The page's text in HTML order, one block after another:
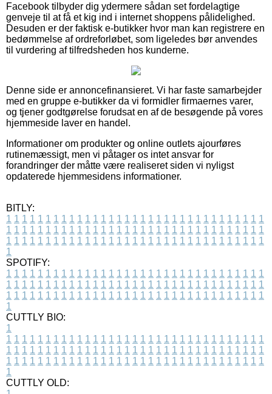
Facebook tilbyder dig ydermere sådan set fordelagtige
genveje til at få et kig ind i internet shoppens pålidelighed.
Desuden er der faktisk e-butikker hvor man kan registrere en
bedømmelse af ordreforløbet, som ligeledes bør anvendes
til vurdering af tilfredsheden hos kunderne.
Denne side er annoncefinansieret. Vi har faste samarbejder
med en gruppe e-butikker da vi formidler firmaernes varer,
og tjener godtgørelse forudsat en af de besøgende på vores
hjemmeside laver en handel.
Informationer om produkter og online outlets ajourføres
rutinemæssigt, men vi påtager os intet ansvar for
forandringer der måtte være realiseret siden vi nyligst
opdaterede hjemmesidens informationer.
BITLY:
1 1 1 1 1 1 1 1 1 1 1 1 1 1 1 1 1 1 1 1 1 1 1 1 1 1 1 1 1 1 1 1 1
1 1 1 1 1 1 1 1 1 1 1 1 1 1 1 1 1 1 1 1 1 1 1 1 1 1 1 1 1 1 1 1 1
1 1 1 1 1 1 1 1 1 1 1 1 1 1 1 1 1 1 1 1 1 1 1 1 1 1 1 1 1 1 1 1 1
1
SPOTIFY:
1 1 1 1 1 1 1 1 1 1 1 1 1 1 1 1 1 1 1 1 1 1 1 1 1 1 1 1 1 1 1 1 1
1 1 1 1 1 1 1 1 1 1 1 1 1 1 1 1 1 1 1 1 1 1 1 1 1 1 1 1 1 1 1 1 1
1 1 1 1 1 1 1 1 1 1 1 1 1 1 1 1 1 1 1 1 1 1 1 1 1 1 1 1 1 1 1 1 1
1
CUTTLY BIO:
1
1 1 1 1 1 1 1 1 1 1 1 1 1 1 1 1 1 1 1 1 1 1 1 1 1 1 1 1 1 1 1 1 1
1 1 1 1 1 1 1 1 1 1 1 1 1 1 1 1 1 1 1 1 1 1 1 1 1 1 1 1 1 1 1 1 1
1 1 1 1 1 1 1 1 1 1 1 1 1 1 1 1 1 1 1 1 1 1 1 1 1 1 1 1 1 1 1 1 1
1
CUTTLY OLD: